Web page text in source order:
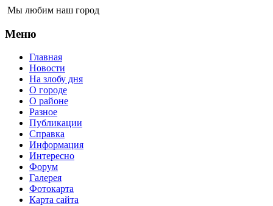
Мы любим наш город
Меню
Главная
Новости
На злобу дня
О городе
О районе
Разное
Публикации
Справка
Информация
Интересно
Форум
Галерея
Фотокарта
Карта сайта